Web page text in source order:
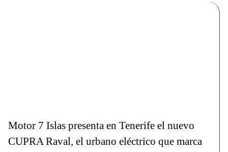
Motor 7 Islas presenta en Tenerife el nuevo
CUPRA Raval, el urbano eléctrico que marca